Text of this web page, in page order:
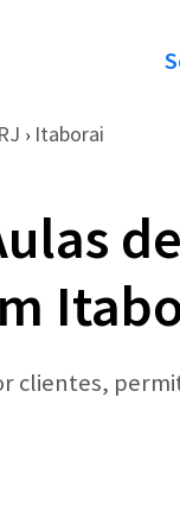
RJ › Itaborai
de
clientes,